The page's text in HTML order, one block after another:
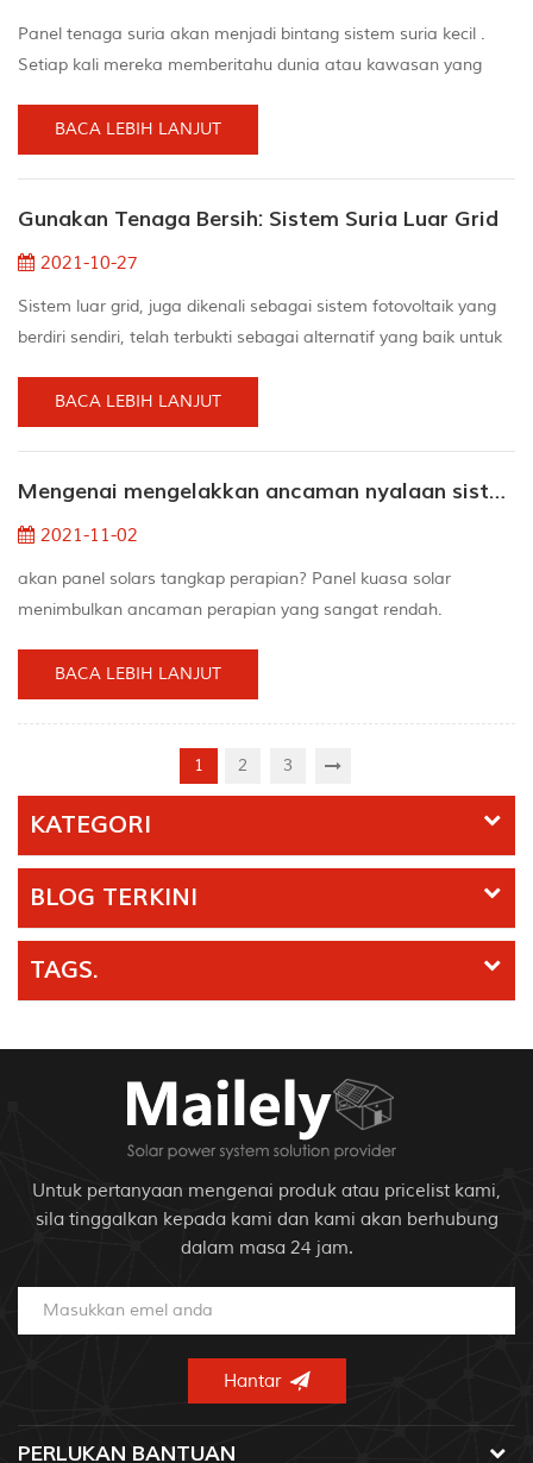
Panel tenaga suria akan menjadi bintang sistem suria kecil .
Setiap kali mereka memberitahu dunia atau kawasan yang
rumah ini sangat bimbang dengan persekitaran yang dapat
mengurangkan jejak keluarga mereka sambil mengurangkan bil
bintang mana pun, panel suria tidak mungkin kel...
BACA LEBIH LANJUT
Gunakan Tenaga Bersih: Sistem Suria Luar Grid
2021-10-27
Sistem luar grid, juga dikenali sebagai sistem fotovoltaik yang
berdiri sendiri, telah terbukti sebagai alternatif yang baik untuk
tempat-tempat ini adalah tugas yang mahal atau tidak
praktikal. Memandangkan sistem tidak disambungkan ke grid,
tenaga. "Laporan tinjauan pengguna daripada badan buk...
BACA LEBIH LANJUT
Mengenai mengelakkan ancaman nyalaan sistem tenaga solar
2021-11-02
akan panel solars tangkap perapian? Panel kuasa solar
menimbulkan ancaman perapian yang sangat rendah.
perayaan setiap sepuluh ribu pemasangan. Oleh itu, rumah
yang dibina menggunakan panel tenaga suria yang betul tidak
tenaga suria, ini direka khusus untuk menahan keadaan cuaca
yang berlebiha...
BACA LEBIH LANJUT
1 2 3
KATEGORI
BLOG TERKINI
TAGS.
Untuk pertanyaan mengenai produk atau pricelist kami,
sila tinggalkan kepada kami dan kami akan berhubung
dalam masa 24 jam.
PERLUKAN BANTUAN